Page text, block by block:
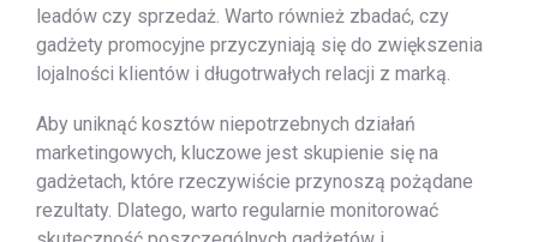
leadów czy sprzedaż. Warto również zbadać, czy
gadżety promocyjne przyczyniają się do zwiększenia
lojalności klientów i długotrwałych relacji z marką.
Aby uniknąć kosztów niepotrzebnych działań
marketingowych, kluczowe jest skupienie się na
gadżetach, które rzeczywiście przynoszą pożądane
rezultaty. Dlatego, warto regularnie monitorować